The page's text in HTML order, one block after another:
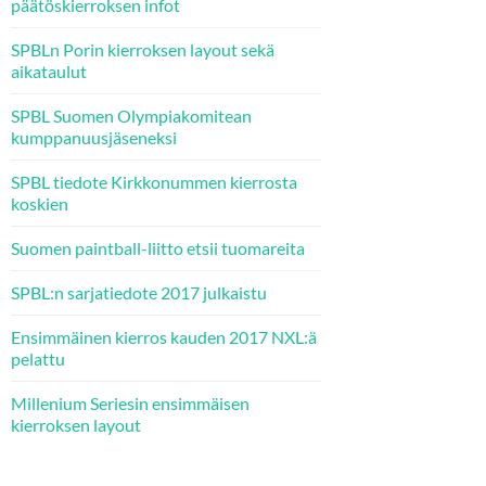
päätöskierroksen infot
SPBLn Porin kierroksen layout sekä
aikataulut
SPBL Suomen Olympiakomitean
kumppanuusjäseneksi
SPBL tiedote Kirkkonummen kierrosta
koskien
Suomen paintball-liitto etsii tuomareita
SPBL:n sarjatiedote 2017 julkaistu
Ensimmäinen kierros kauden 2017 NXL:ä
pelattu
Millenium Seriesin ensimmäisen
kierroksen layout